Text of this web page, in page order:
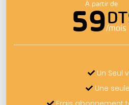
À partir de
59/mois
Un Seul
Une